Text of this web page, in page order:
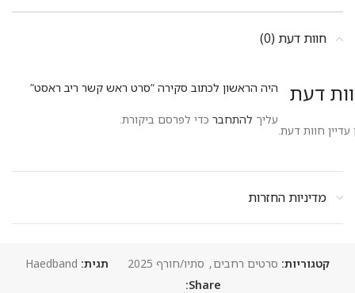
חוות דעת (0)
דעת
עדיין חוות דעת.
היה הראשון לכתוב סקירה “סרט ראש קשר ריב ראסט”
עליך להתחבר כדי לפרסם ביקורת.
מדיניות החזרות
קטגוריות: סרטים רחבים, סתיו/חורף 2025 תגית: Haedband
Share: